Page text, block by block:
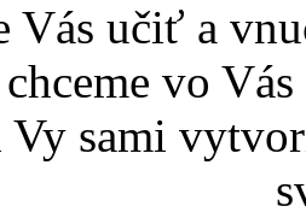
Vás učiť a
vo
sami